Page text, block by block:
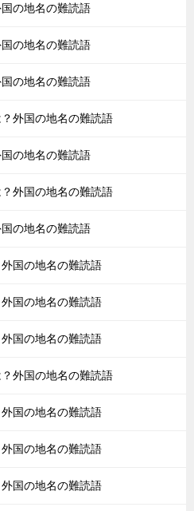
国の地名の難読語
国の地名の難読語
国の地名の難読語
？外国の地名の難読語
国の地名の難読語
？外国の地名の難読語
国の地名の難読語
外国の地名の難読語
外国の地名の難読語
外国の地名の難読語
？外国の地名の難読語
外国の地名の難読語
外国の地名の難読語
外国の地名の難読語